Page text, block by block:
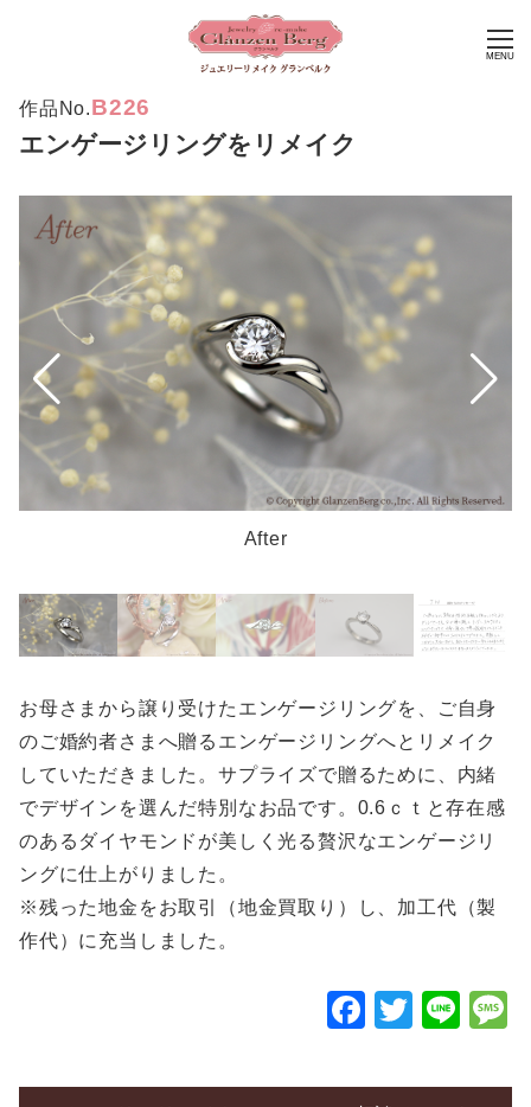
MENU
作品No.B226
エンゲージリングをリメイク
After
お母さまから譲り受けたエンゲージリングを、ご自身
のご婚約者さまへ贈るエンゲージリングへとリメイク
していただきました。サプライズで贈るために、内緒
でデザインを選んだ特別なお品です。0.6ｃｔと存在感
のあるダイヤモンドが美しく光る贅沢なエンゲージリ
ングに仕上がりました。
※残った地金をお取引（地金買取り）し、加工代（製
作代）に充当しました。
F
c
T
tt
Li
e